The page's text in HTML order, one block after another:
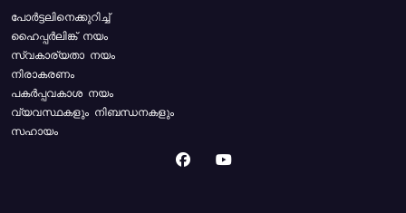
പോര്‍ട്ടലിനെക്കുറിച്ച്
ഹൈപ്പർലിങ്ക് നയം
സ്വകാര്യതാ നയം
നിരാകരണം
പകർപ്പവകാശ നയം
വ്യവസ്ഥകളും നിബന്ധനകളും
സഹായം